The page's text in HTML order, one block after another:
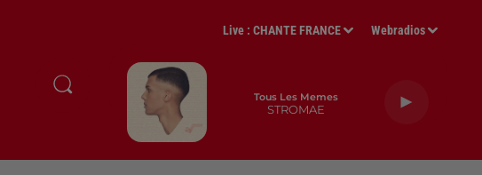
Live :CHANTE FRANCE Webradios
Tous Les Memes
STROMAE